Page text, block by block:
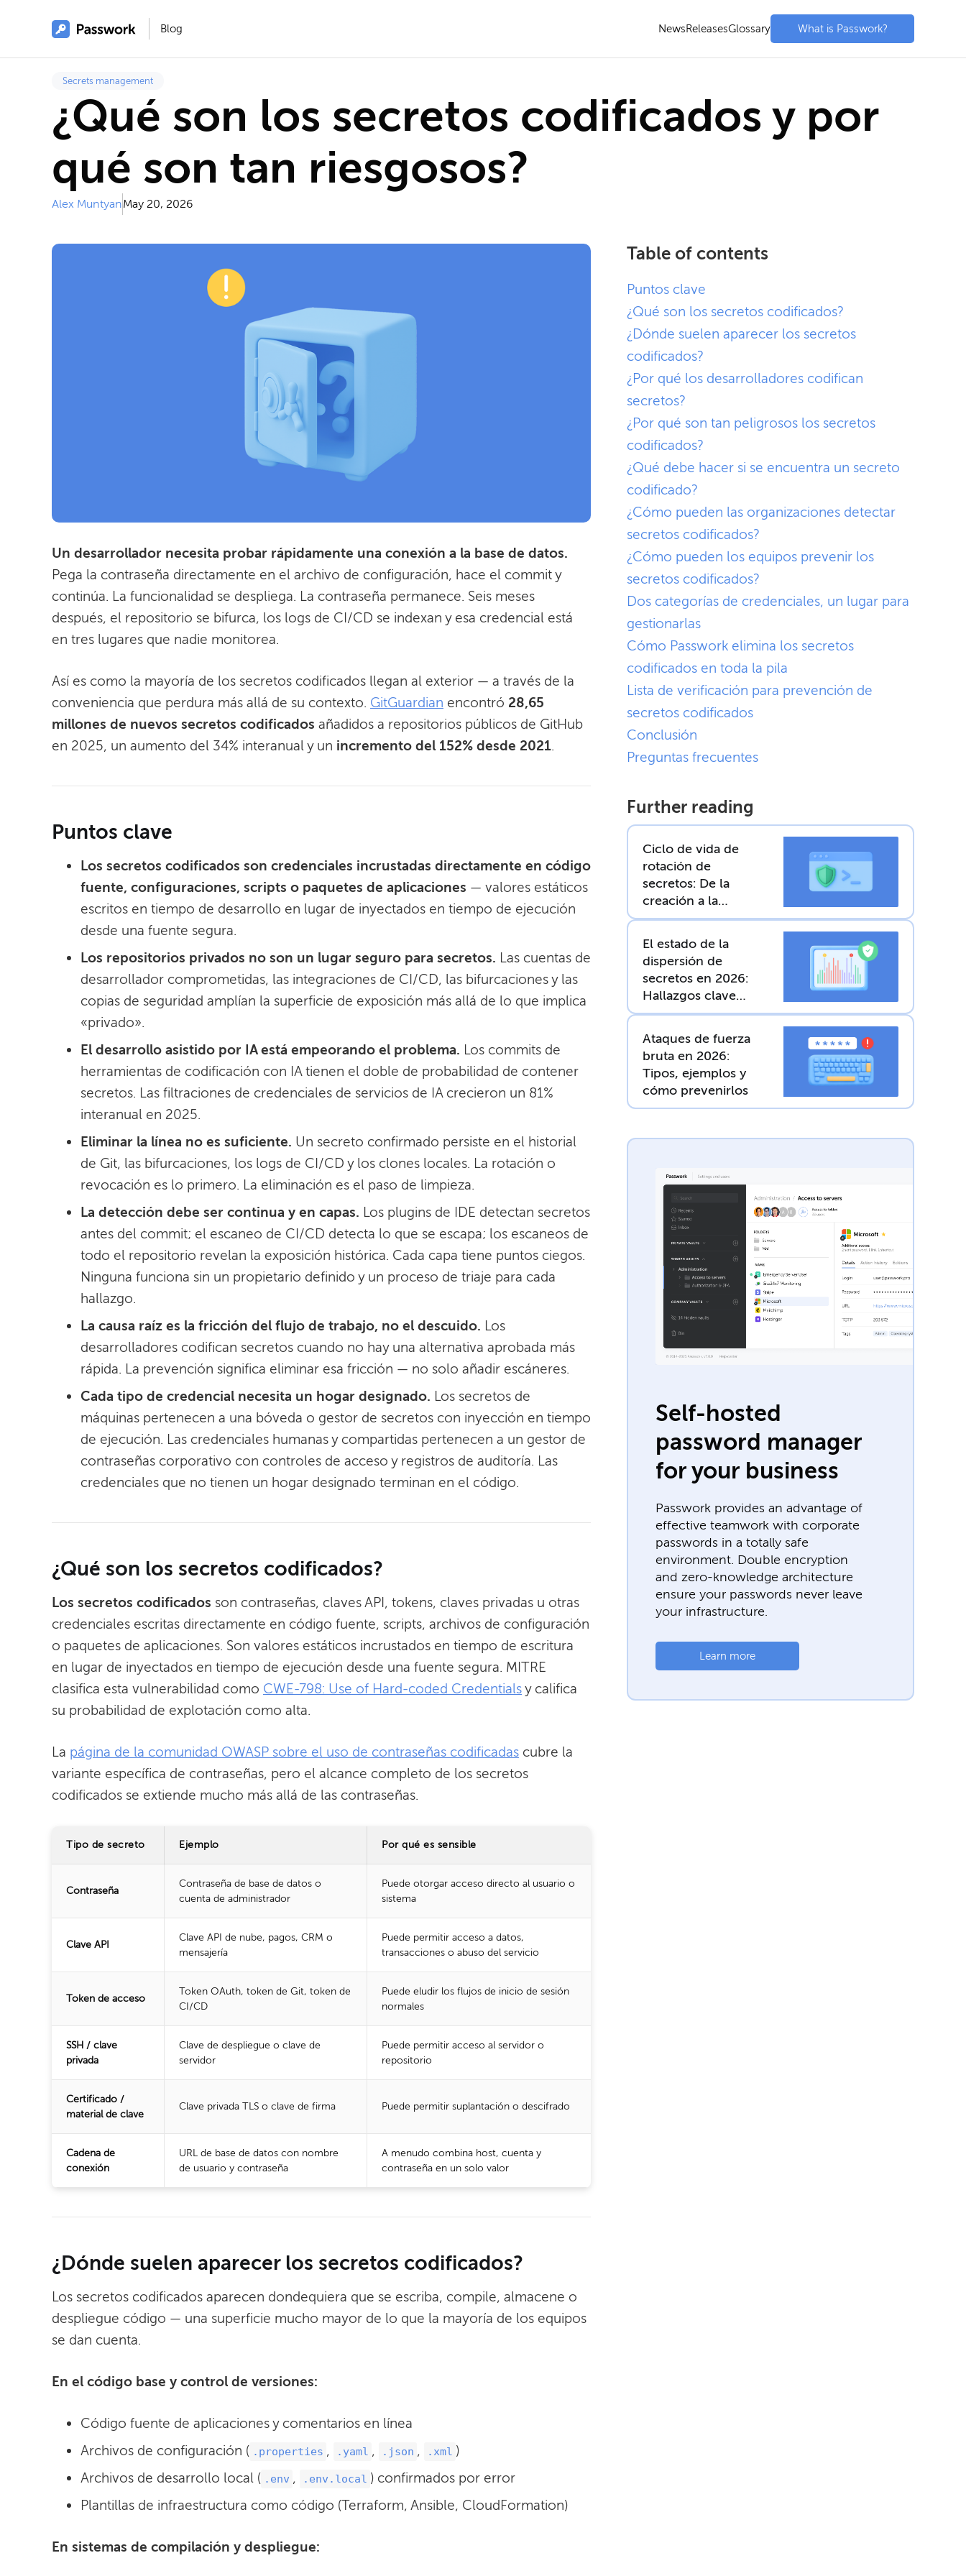
Blog NewsReleasesGlossary What is Passwork?
Secrets management
¿Qué son los secretos codificados y por
qué son tan riesgosos?
Alex MuntyanMay 20, 2026
Un desarrollador necesita probar rápidamente una conexión a la base de datos.
Pega la contraseña directamente en el archivo de configuración, hace el commit y
continúa. La funcionalidad se despliega. La contraseña permanece. Seis meses
después, el repositorio se bifurca, los logs de CI/CD se indexan y esa credencial está
en tres lugares que nadie monitorea.
Así es como la mayoría de los secretos codificados llegan al exterior — a través de la
conveniencia que perdura más allá de su contexto. GitGuardian encontró 28,65
millones de nuevos secretos codificados añadidos a repositorios públicos de GitHub
en 2025, un aumento del 34% interanual y un incremento del 152% desde 2021.
Puntos clave
Los secretos codificados son credenciales incrustadas directamente en código
fuente, configuraciones, scripts o paquetes de aplicaciones — valores estáticos
escritos en tiempo de desarrollo en lugar de inyectados en tiempo de ejecución
desde una fuente segura.
Los repositorios privados no son un lugar seguro para secretos. Las cuentas de
desarrollador comprometidas, las integraciones de CI/CD, las bifurcaciones y las
copias de seguridad amplían la superficie de exposición más allá de lo que implica
«privado».
El desarrollo asistido por IA está empeorando el problema. Los commits de
herramientas de codificación con IA tienen el doble de probabilidad de contener
secretos. Las filtraciones de credenciales de servicios de IA crecieron un 81%
interanual en 2025.
Eliminar la línea no es suficiente. Un secreto confirmado persiste en el historial
de Git, las bifurcaciones, los logs de CI/CD y los clones locales. La rotación o
revocación es lo primero. La eliminación es el paso de limpieza.
La detección debe ser continua y en capas. Los plugins de IDE detectan secretos
antes del commit; el escaneo de CI/CD detecta lo que se escapa; los escaneos de
todo el repositorio revelan la exposición histórica. Cada capa tiene puntos ciegos.
Ninguna funciona sin un propietario definido y un proceso de triaje para cada
hallazgo.
La causa raíz es la fricción del flujo de trabajo, no el descuido. Los
desarrolladores codifican secretos cuando no hay una alternativa aprobada más
rápida. La prevención significa eliminar esa fricción — no solo añadir escáneres.
Cada tipo de credencial necesita un hogar designado. Los secretos de
máquinas pertenecen a una bóveda o gestor de secretos con inyección en tiempo
de ejecución. Las credenciales humanas y compartidas pertenecen a un gestor de
contraseñas corporativo con controles de acceso y registros de auditoría. Las
credenciales que no tienen un hogar designado terminan en el código.
¿Qué son los secretos codificados?
Los secretos codificados son contraseñas, claves API, tokens, claves privadas u otras
credenciales escritas directamente en código fuente, scripts, archivos de configuración
o paquetes de aplicaciones. Son valores estáticos incrustados en tiempo de escritura
en lugar de inyectados en tiempo de ejecución desde una fuente segura. MITRE
clasifica esta vulnerabilidad como CWE-798: Use of Hard-coded Credentialsy califica
su probabilidad de explotación como alta.
La página de la comunidad OWASP sobre el uso de contraseñas codificadas cubre la
variante específica de contraseñas, pero el alcance completo de los secretos
codificados se extiende mucho más allá de las contraseñas.
Tipo de secreto Ejemplo Por qué es sensible
Contraseña
Contraseña de base de datos o
cuenta de administrador
Puede otorgar acceso directo al usuario o
sistema
Clave API
Clave API de nube, pagos, CRM o
mensajería
Puede permitir acceso a datos,
transacciones o abuso del servicio
Token de acceso
Token OAuth, token de Git, token de
CI/CD
Puede eludir los flujos de inicio de sesión
normales
SSH / clave
privada
Clave de despliegue o clave de
servidor
Puede permitir acceso al servidor o
repositorio
Certificado /
material de clave
Clave privada TLS o clave de firma Puede permitir suplantación o descifrado
Cadena de
conexión
URL de base de datos con nombre
de usuario y contraseña
A menudo combina host, cuenta y
contraseña en un solo valor
¿Dónde suelen aparecer los secretos codificados?
Los secretos codificados aparecen dondequiera que se escriba, compile, almacene o
despliegue código — una superficie mucho mayor de lo que la mayoría de los equipos
se dan cuenta.
En el código base y control de versiones:
Código fuente de aplicaciones y comentarios en línea
Archivos de configuración ( .properties , .yaml , .json , .xml )
Archivos de desarrollo local ( .env , .env.local ) confirmados por error
Plantillas de infraestructura como código (Terraform, Ansible, CloudFormation)
En sistemas de compilación y despliegue:
Table of contents
Puntos clave
¿Qué son los secretos codificados?
¿Dónde suelen aparecer los secretos
codificados?
¿Por qué los desarrolladores codifican
secretos?
¿Por qué son tan peligrosos los secretos
codificados?
¿Qué debe hacer si se encuentra un secreto
codificado?
¿Cómo pueden las organizaciones detectar
secretos codificados?
¿Cómo pueden los equipos prevenir los
secretos codificados?
Dos categorías de credenciales, un lugar para
gestionarlas
Cómo Passwork elimina los secretos
codificados en toda la pila
Lista de verificación para prevención de
secretos codificados
Conclusión
Preguntas frecuentes
Further reading
Ciclo de vida de
rotación de
secretos: De la
creación a la
revocación
El estado de la
dispersión de
secretos en 2026:
Hallazgos clave
del informe de
Ataques de fuerza
bruta en 2026:
Tipos, ejemplos y
cómo prevenirlos
Self-hosted
password manager
for your business
Passwork provides an advantage of
effective teamwork with corporate
passwords in a totally safe
environment. Double encryption
and zero-knowledge architecture
ensure your passwords never leave
your infrastructure.
Learn more